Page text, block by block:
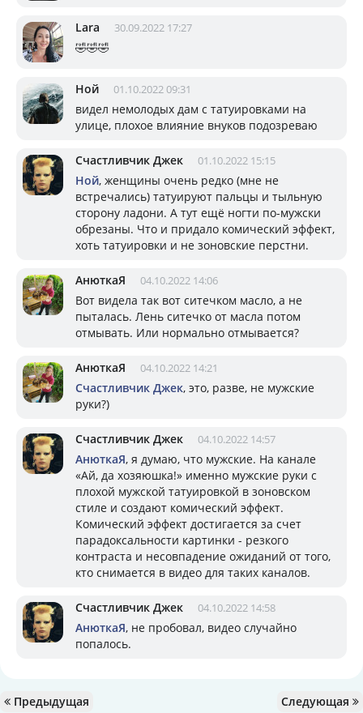
Lara 30.09.2022 17:27
🤣🤣🤣
Ной 01.10.2022 09:31
видел немолодых дам с татуировками на
улице, плохое влияние внуков подозреваю
Счастливчик Джек 01.10.2022 15:15
Ной, женщины очень редко (мне не
встречались) татуируют пальцы и тыльную
сторону ладони. А тут ещё ногти по-мужски
обрезаны. Что и придало комический эффект,
хоть татуировки и не зоновские перстни.
АнюткаЯ 04.10.2022 14:06
Вот видела так вот ситечком масло, а не
пыталась. Лень ситечко от масла потом
отмывать. Или нормально отмывается?
АнюткаЯ 04.10.2022 14:21
Счастливчик Джек, это, разве, не мужские
руки?)
Счастливчик Джек 04.10.2022 14:57
АнюткаЯ, я думаю, что мужские. На канале
«Ай, да хозяюшка!» именно мужские руки с
плохой мужской татуировкой в зоновском
стиле и создают комический эффект.
Комический эффект достигается за счет
парадоксальности картинки - резкого
контраста и несовпадение ожиданий от того,
кто снимается в видео для таких каналов.
Счастливчик Джек 04.10.2022 14:58
АнюткаЯ, не пробовал, видео случайно
попалось.
Предыдущая Следующая